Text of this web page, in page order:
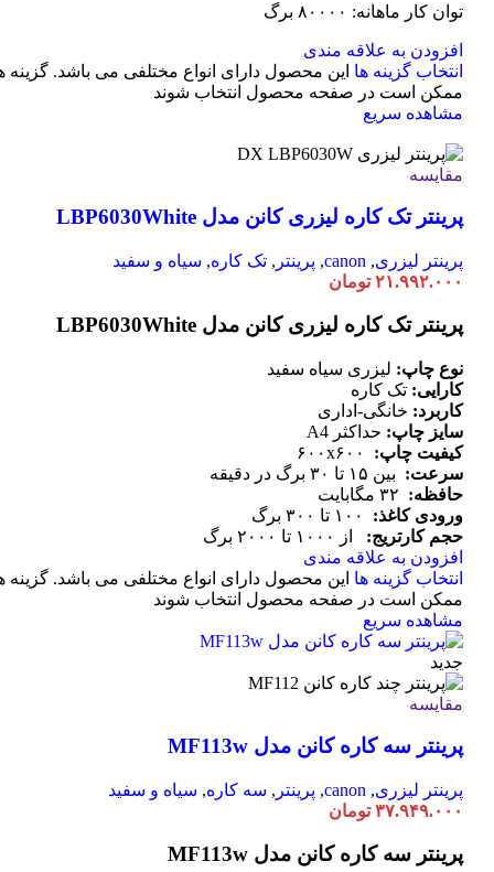
توان کار ماهانه: ۸۰۰۰۰ برگ
افزودن به علاقه مندی
انتخاب گزینه ها این محصول دارای انواع مختلفی می باشد. گزینه
ممکن است در صفحه محصول انتخاب شوند
مشاهده سریع
مقایسه
پرینتر تک کاره لیزری کانن مدل LBP6030White
پرینتر لیزری,
canon
, پرینتر , تک کاره, سیاه و سفید
۲۱.۹۹۲.۰۰۰ تومان
پرینتر تک کاره لیزری کانن مدل LBP6030White
نوع چاپ: لیزری سیاه سفید
کارایی: تک کاره
کاربرد: خانگی-اداری
سایز چاپ: حداکثر A4
کیفیت چاپ:
۶۰۰x۶۰۰
سرعت: بین ۱۵ تا ۳۰ برگ در دقیقه
حافظه: ۳۲ مگابایت
ورودی کاغذ:
۱۰۰ تا ۳۰۰ برگ
حجم کارتریج:
از ۱۰۰۰ تا ۲۰۰۰ برگ
افزودن به علاقه مندی
انتخاب گزینه ها این محصول دارای انواع مختلفی می باشد. گزینه
ممکن است در صفحه محصول انتخاب شوند
مشاهده سریع
جدید
مقایسه
پرینتر سه کاره کانن مدل MF113w
پرینتر لیزری,
canon
, پرینتر , سه کاره, سیاه و سفید
۳۷.۹۴۹.۰۰۰ تومان
پرینتر سه کاره کانن مدل MF113w